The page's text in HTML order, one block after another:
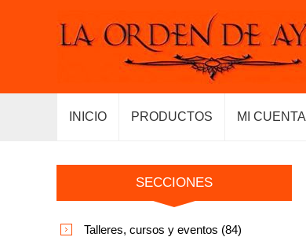
INICIO PRODUCTOS MI CUENTA
SECCIONES
Talleres, cursos y eventos (84)